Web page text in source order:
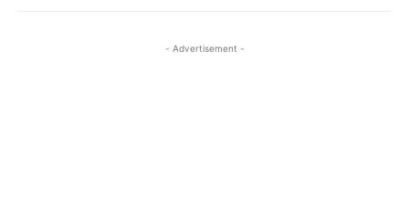
- Advertisement -